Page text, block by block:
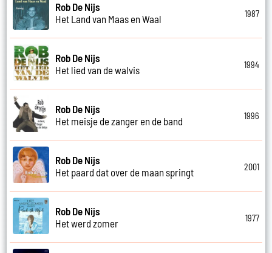
Rob De Nijs
Het Land van Maas en Waal
1987
Rob De Nijs
Het lied van de walvis
1994
Rob De Nijs
Het meisje de zanger en de band
1996
Rob De Nijs
Het paard dat over de maan springt
2001
Rob De Nijs
Het werd zomer
1977